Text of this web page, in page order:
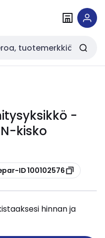
-
kisko
ID 100102576
hinnan ja